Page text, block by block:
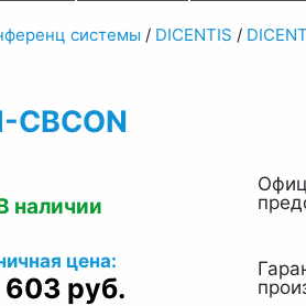
системы / DICENTIS /
CBCON
наличии
цена:
603 руб.